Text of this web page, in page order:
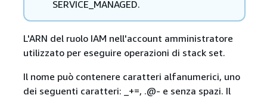
SERVICE_MANAGED.
L'ARN del ruolo IAM nell'account amministratore
utilizzato per eseguire operazioni di stack set.
Il nome può contenere caratteri alfanumerici, uno
dei seguenti caratteri: _+=, .@- e senza spazi. Il